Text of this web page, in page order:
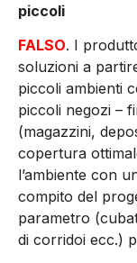
piccoli
FALSO. I
soluzioni a
piccoli ambienti
piccoli negozi –
(magazzini,
copertura
l’ambiente con
compito del
parametro
di corridoi ecc.)